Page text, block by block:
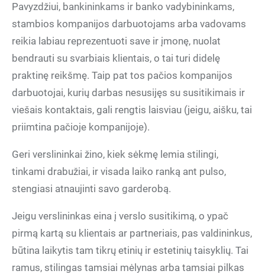
Pavyzdžiui, bankininkams ir banko vadybininkams,
stambios kompanijos darbuotojams arba vadovams
reikia labiau reprezentuoti save ir įmonę, nuolat
bendrauti su svarbiais klientais, o tai turi didelę
praktinę reikšmę. Taip pat tos pačios kompanijos
darbuotojai, kurių darbas nesusijęs su susitikimais ir
viešais kontaktais, gali rengtis laisviau (jeigu, aišku, tai
priimtina pačioje kompanijoje).
Geri verslininkai žino, kiek sėkmę lemia stilingi,
tinkami drabužiai, ir visada laiko ranką ant pulso,
stengiasi atnaujinti savo garderobą.
Jeigu verslininkas eina į verslo susitikimą, o ypač
pirmą kartą su klientais ar partneriais, pas valdininkus,
būtina laikytis tam tikrų etinių ir estetinių taisyklių. Tai
ramus, stilingas tamsiai mėlynas arba tamsiai pilkas